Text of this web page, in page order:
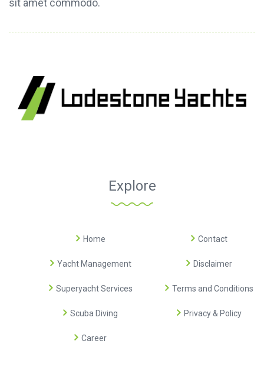
sit amet commodo.
Explore
Home
Yacht Management
Superyacht Services
Scuba Diving
Career
Contact
Disclaimer
Terms and Conditions
Privacy & Policy